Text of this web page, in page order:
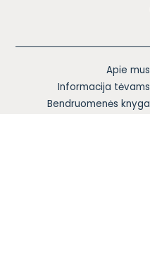
Apie mus
Informacija tėvams
Bendruomenės knyga